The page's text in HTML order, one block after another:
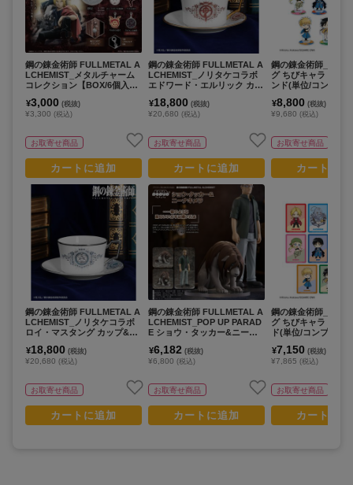
鋼の錬金術師 FULLMETAL A
LCHEMIST_メタルチャーム
コレクション【BOX/6個入
¥3,000 (税抜)
¥3,300 (税込)
お取寄せ商品
カートに追加
鋼の錬金術師 FULLMETAL A
LCHEMIST_ノリタケコラボ
ロイ・マスタング カップ&ソ
¥18,800 (税抜)
¥20,680 (税込)
お取寄せ商品
カートに追加
鋼の錬金術師 FULLMETAL A
LCHEMIST_ノリタケコラボ
エドワード・エルリック カッ
¥18,800 (税抜)
¥20,680 (税込)
お取寄せ商品
カートに追加
鋼の錬金術師 FULLMETAL A
LCHEMIST_POP UP PARAD
E ショウ・タッカー&ニーナ
¥6,182 (税抜)
¥6,800 (税込)
お取寄せ商品
カートに追加
鋼の錬金術師_トレ
グ ちびキャラ アク
ンド(単位/コンプリ
¥8,800 (税抜)
¥9,680 (税込)
お取寄せ商品
カートに
鋼の錬金術師_トレ
グ ちびキャラ アク
ド(単位/コンプリー
¥7,150 (税抜)
¥7,865 (税込)
お取寄せ商品
カートに